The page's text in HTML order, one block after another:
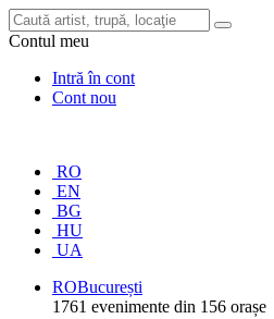
Contul meu
Intră în cont
Cont nou
RO
EN
BG
HU
UA
ROBucurești
1761 evenimente din 156 orașe